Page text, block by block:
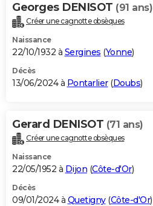
Georges DENISOT (91 ans)
Créer une cagnotte obsèques
Naissance
22/10/1932 à Sergines (Yonne)
Décès
13/06/2024 à Pontarlier(Doubs)
Gerard DENISOT (71 ans)
Créer une cagnotte obsèques
Naissance
22/05/1952 à Dijon (Côte-d'Or)
Décès
09/01/2024 à Quetigny(Côte-d'Or)